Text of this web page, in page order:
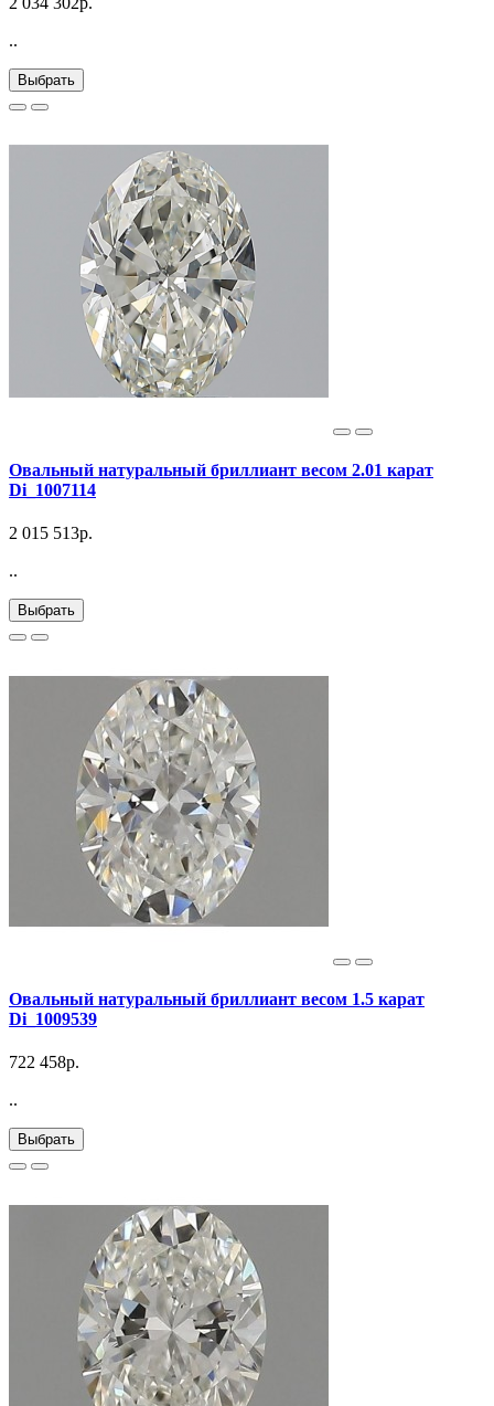
..
Выбрать
Овальный натуральный бриллиант весом 2.01 карат
Di_1007114
2 015 513р.
..
Выбрать
Овальный натуральный бриллиант весом 1.5 карат
Di_1009539
722 458р.
..
Выбрать